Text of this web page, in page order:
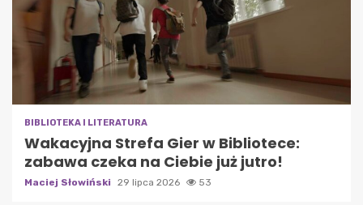
BIBLIOTEKA I LITERATURA
Wakacyjna Strefa Gier w Bibliotece:
zabawa czeka na Ciebie już jutro!
Maciej Słowiński 29 lipca 2026 53